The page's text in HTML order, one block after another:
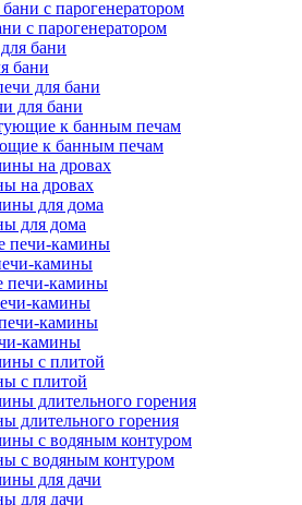
с парогенератором
бани
для бани
к банным печам
на дровах
для дома
камины
камины
камины
с плитой
длительного горения
с водяным контуром
для дачи